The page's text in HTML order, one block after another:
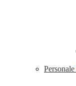
Personale